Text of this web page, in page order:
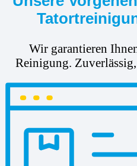
Wir garantieren
Reinigung.